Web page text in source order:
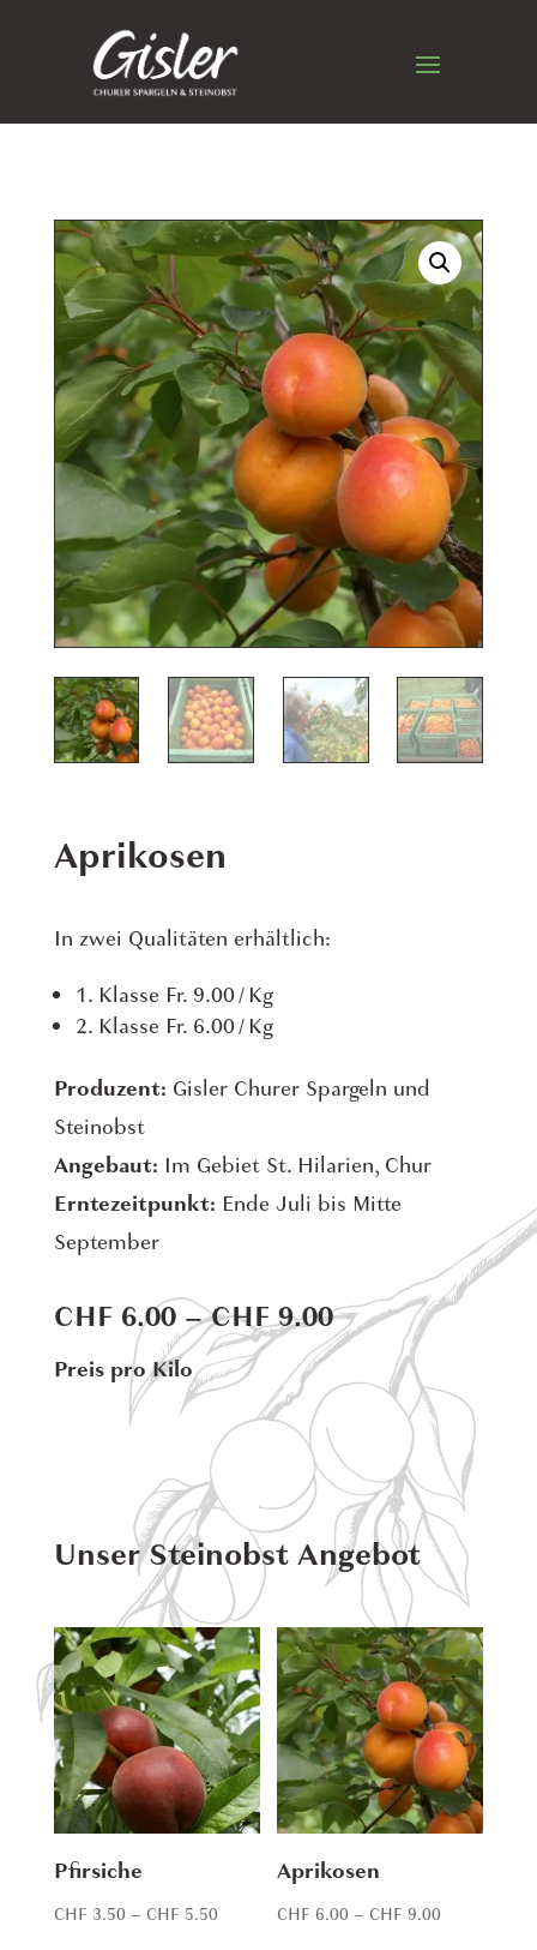
Aprikosen
In zwei Qualitäten erhältlich:
1. Klasse Fr. 9.00 / Kg
2. Klasse Fr. 6.00 / Kg
Produzent: Gisler Churer Spargeln und
Steinobst
Angebaut: Im Gebiet St. Hilarien, Chur
Erntezeitpunkt: Ende Juli bis Mitte
September
CHF 6.00 – CHF9.00Price
range:
CHF 6.00
through
CHF 9.00
Preis pro Kilo
Unser Steinobst Angebot
Pfirsiche
CHF 3.50 – CHF 5.50Price
Aprikosen
CHF 6.00 – CHF 9.00